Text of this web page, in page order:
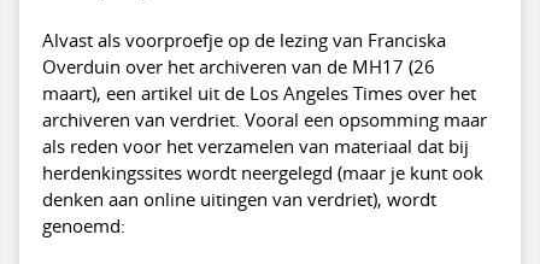
Alvast als voorproefje op de lezing van Franciska
Overduin over het archiveren van de MH17 (26
maart), een artikel uit de Los Angeles Times over het
archiveren van verdriet. Vooral een opsomming maar
als reden voor het verzamelen van materiaal dat bij
herdenkingssites wordt neergelegd (maar je kunt ook
denken aan online uitingen van verdriet), wordt
genoemd: